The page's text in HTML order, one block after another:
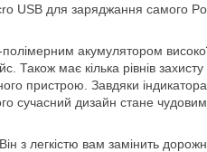
USB для заряджання самого
акумулятором
має кілька рівнів
пристрою. Завдяки
сучасний дизайн стане
з легкістю вам замінить